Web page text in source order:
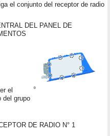
el conjunto del receptor de radio
DEL PANEL DE
el
del grupo
DE RADIO N° 1